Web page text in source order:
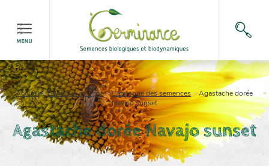
Accueil>Boutique en ligne>Catalogue des semences>Agastache dorée
Navajo sunset
Agastache dorée Navajo sunset